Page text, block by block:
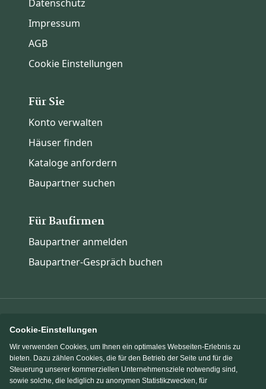
Datenschutz
Impressum
AGB
Cookie Einstellungen
Für Sie
Konto verwalten
Häuser finden
Kataloge anfordern
Baupartner suchen
Für Baufirmen
Baupartner anmelden
Baupartner-Gespräch buchen
Immowelt.de Bauen.de
Massivhaus.de Fertighaus.de
Cookie-Einstellungen
Wir verwenden Cookies, um Ihnen ein optimales Webseiten-Erlebnis zu
bieten. Dazu zählen Cookies, die für den Betrieb der Seite und für die
Steuerung unserer kommerziellen Unternehmensziele notwendig sind,
sowie solche, die lediglich zu anonymen Statistikzwecken, für